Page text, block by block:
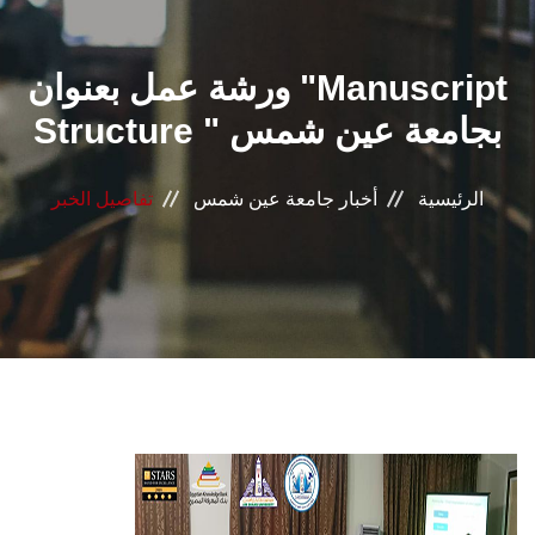
القطاعـات
الشئون الأكاديمية
البحث العلمي
الرعاية الصحية
المراكز والوحدات
الأنظمة الذكية
ورشة عمل بعنوان "Manuscript
Structure " بجامعة عين شمس
الرئيسية أخبار جامعة عين شمس تفاصيل الخبر